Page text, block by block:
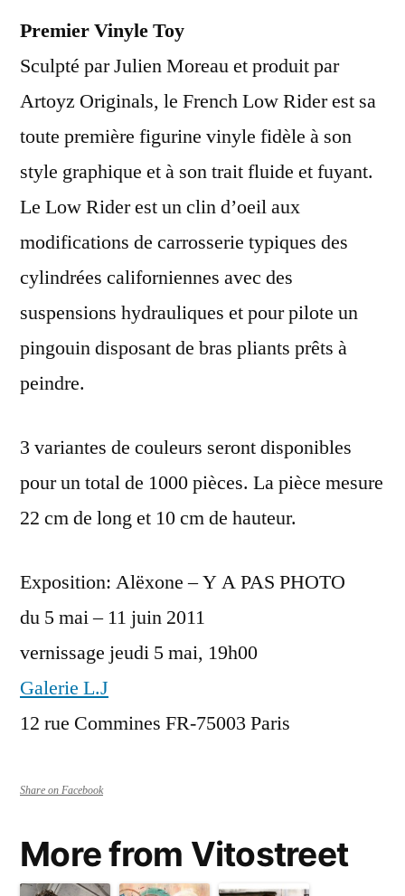
Premier Vinyle Toy
Sculpté par Julien Moreau et produit par
Artoyz Originals, le French Low Rider est sa
toute première figurine vinyle fidèle à son
style graphique et à son trait fluide et fuyant.
Le Low Rider est un clin d’oeil aux
modifications de carrosserie typiques des
cylindrées californiennes avec des
suspensions hydrauliques et pour pilote un
pingouin disposant de bras pliants prêts à
peindre.
3 variantes de couleurs seront disponibles
pour un total de 1000 pièces. La pièce mesure
22 cm de long et 10 cm de hauteur.
Exposition: Alëxone – Y A PAS PHOTO
du 5 mai – 11 juin 2011
vernissage jeudi 5 mai, 19h00
Galerie L.J
12 rue Commines FR-75003 Paris
Share on Facebook
More from Vitostreet